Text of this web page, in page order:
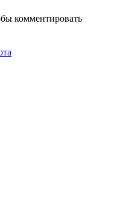
комментировать